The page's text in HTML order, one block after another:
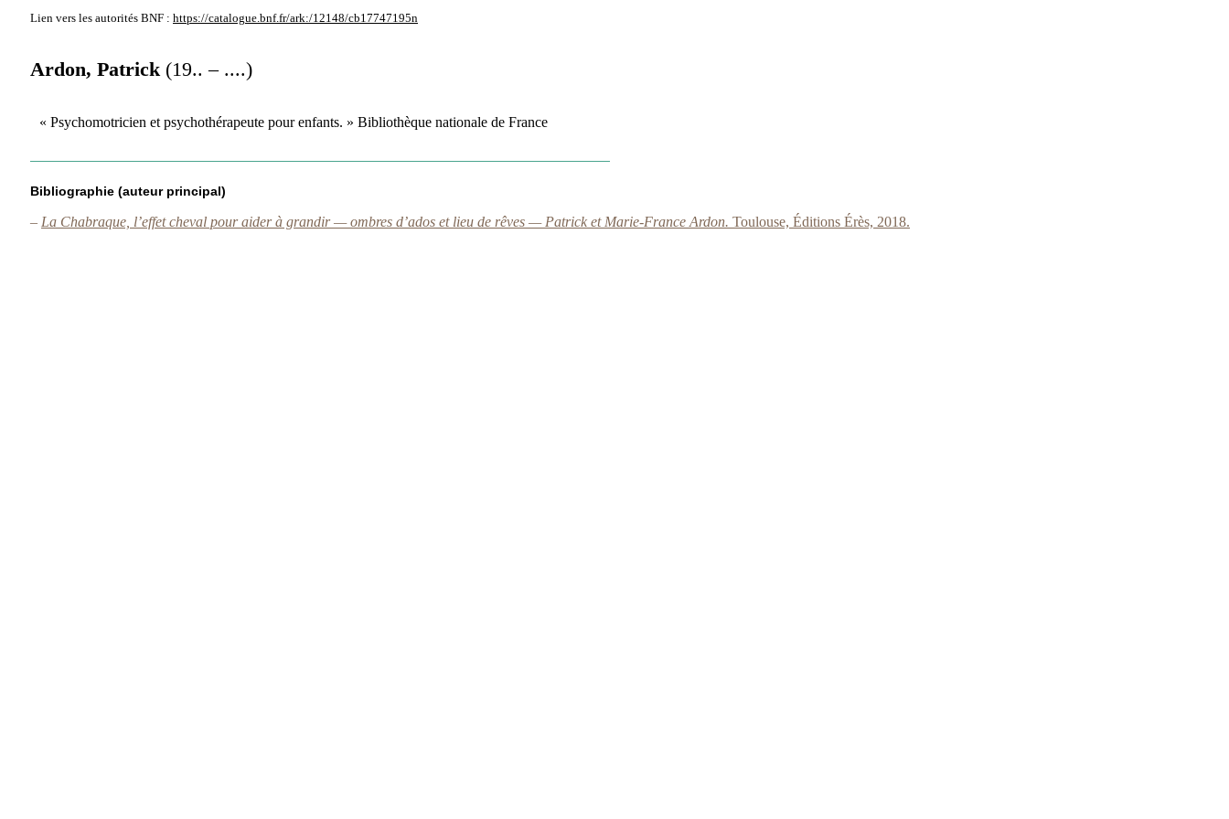
Lien vers les autorités BNF : https://catalogue.bnf.fr/ark:/12148/cb17747195n
Ardon, Patrick (19.. – ....)
« Psychomotricien et psychothérapeute pour enfants. » Bibliothèque nationale de France
Bibliographie (auteur principal)
– La Chabraque, l’effet cheval pour aider à grandir — ombres d’ados et lieu de rêves — Patrick et Marie-France Ardon. Toulouse, Éditions Érès, 2018.